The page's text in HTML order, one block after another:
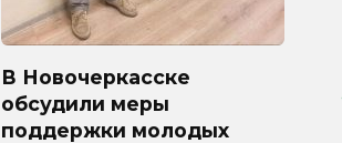
В Новочеркасске
обсудили меры
поддержки молодых